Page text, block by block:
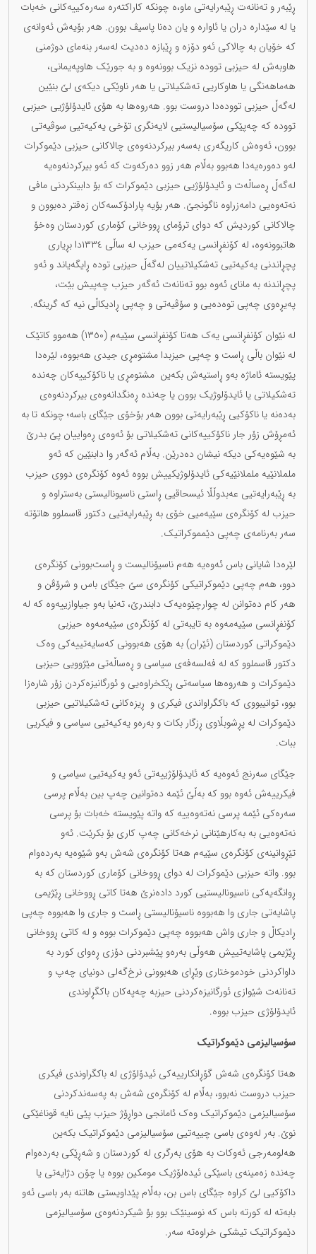
ڕێبەر و تەنانەت ڕێبەرایەتی ماو،ە چونکە کاراکتەرە سەرەکییەکانی خەبات
یا لە سێدارە دران یا ئاوارە و یان دەنا پاسیڤ بوون. هەر بۆیەش ئەوانەی
کە خۆیان بە چالاکی ئەو دۆزە و ڕێبازە دەدیت لەسەر بنەمای دوژمنی
هاوبەش لە حیزبی توودە نزیک بوونەوە و بە جورێک هاوپەیمانی،
هەماهەنگی یا هاوکاریی تەشکیلاتی یا هەر ناوێکی دیکەی لێ بنێین
لەگەڵ حیزبی توودەدا دروست بوو. هەروەها بە هۆی ئایدۆلۆژیی حیزبی
توودە کە چەپێکی سۆسیالیستیی لایەنگری تۆخی یەکیەتیی سوڤیەتی
بوون، ئەوەش کاریگەری بەسەر بیرکردنەوەی چالاکانی حیزبی دێموکرات
لەو دەورەیەدا هەبوو بەڵام هەر زوو دەرکەوت کە ئەو بیرکردنەوەیە
لەگەڵ ڕەساڵەت و ئایدۆلۆژیی حیزبی دێموکرات کە بۆ دابینکردنی مافی
نەتەوەیی دامەزراوە ناگونجێ. هەر بۆیە پارادۆکسەکان زەقتر دەبوون و
چالاکانی کوردیش کە دوای ترۆمای ڕووخانی کۆماری کوردستان وەخۆ
هاتبوونەوە، لە کۆنفڕانسی یەکەمی حیزب لە ساڵی ١٣٣٤دا بڕیاری
پچڕاندنی یەکیەتیی تەشکیلاتییان لەگەڵ حیزبی تودە ڕایگەیاند و ئەو
پچڕاندنە بە مانای ئەوە بوو تەنانەت ئەگەر حیزب چەپیش بێت،
پەیڕەوی چەپی توەدەیی و سۆڤیەتی و چەپی ڕادیکاڵی نیە کە گرینگە.
لە نێوان کۆنفڕانسی یەک هەتا کۆنفڕانسی سێیەم (١٣٥٠) هەموو کاتێک
لە نێوان باڵی ڕاست و چەپی حیزبدا مشتومڕی جیدی هەبووە، لێرەدا
پێویستە ئاماژە بەو ڕاستیەش بکەین مشتومڕی یا ناکۆکییەکان چەندە
تەشکیلاتی یا ئایدۆلوژیک بوون یا چەندە ڕەنگدانەوەی بیرکردنەوەی
بەدەنە یا ناکۆکیی ڕێبەرایەتی بوون هەر بۆخۆی جێگای باسە؛ چونکە تا بە
ئەمڕۆش زۆر جار ناکۆکییەکانی تەشکیلاتی بۆ ئەوەی ڕەواییان پێ بدرێ
بە شێوەیەکی دیکە نیشان دەدرێن. بەڵام ئەگەر وا دابنێین کە ئەو
ململانێیە ململانێیەکی ئایدۆلوژیکییش بووە ئەوە کۆنگرەی دووی حیزب
بە ڕێبەرایەتیی عەبدوڵڵا ئیسحاقیی ڕاستی ناسیونالیستی بەستراوە و
حیزب لە کۆنگرەی سێیەمیی خۆی بە ڕێبەرایەتیی دکتور قاسملوو هاتۆتە
سەر بەرنامەی چەپی دێمموکراتیک.
لێرەدا شایانی باس ئەوەیە هەم ناسیۆنالیست و ڕاست‌بوونی کۆنگرەی
دوو، هەم چەپی دێموکراتیکی کۆنگرەی سێ جێگای باس و شرۆڤن و
هەر کام دەتوانن لە چوارچێوەیەک دابندرێ، تەنیا بەو جیاوازییەوە کە لە
کۆنفڕانسی سێیەمەوە بە تایبەتی لە کۆنگرەی سێیەمەوە حیزبی
دێموکراتی کوردستان (ئێران) بە هۆی هەبوونی کەسایەتییەکی وەک
دکتور قاسملوو کە لە فەلسەفەی سیاسی و ڕەساڵەتی مێژوویی حیزبی
دێموکرات و هەروەها سیاسەتی ڕێکخراوەیی و ئورگانیزەکردن زۆر شارەزا
بوو، توانیبووی کە باکگراواندی فیکری و ڕیزەکانی تەشکیلاتیی حیزبی
دێموکرات لە پڕشوبڵاوی ڕزگار بکات و بەرەو یەکیەتیی سیاسی و فیکریی
ببات.
جێگای سەرنج ئەوەیە کە ئایدۆلۆژییەتی ئەو یەکیەتیی سیاسی و
فیکرییەش ئەوە بوو کە بەڵێ ئێمە دەتوانین چەپ بین بەڵام پرسی
سەرەکی ئێمە پرسی نەتەوەییە کە واتە پێویستە خەبات بۆ پرسی
نەتەوەیی بە بەکارهێنانی نرخەکانی چەپ کاری بۆ بکرێت. ئەو
تێڕوانینەی کۆنگرەی سێیەم هەتا کۆنگرەی شەش بەو شێوەیە بەردەوام
بوو. واتە حیزبی دێموکرات لە دوای ڕووخانی کۆماری کوردستان کە بە
ڕوانگەیەکی ناسیونالیستیی کورد دادەنرێ هەتا کاتی ڕووخانی ڕێژیمی
پاشایەتی جاری وا هەبووە ناسیۆنالیستی ڕاست و جاری وا هەبووە چەپی
ڕادیکاڵ و جاری واش هەبووە چەپی دێموکرات بووە و لە کاتی ڕووخانی
ڕێژیمی پاشایەتییش هەوڵی بەرەو پێشبردنی دۆزی ڕەوای کورد بە
داواکردنی خودموختاری وێڕای هەبوونی نرخ‌گەلی دونیای چەپ و
تەنانەت شێوازی ئورگانیزەکردنی حیزبە چەپەکان باکگڕاوندی
ئایدۆلۆژی حیزب بووە.
سۆسیالیزمی دێموکراتیک
هەتا کۆنگرەی شەش گۆڕانکارییەکی ئیدۆلۆژی لە باکگراوندی فیکری
حیزب دروست نەبوو، بەڵام لە کۆنگرەی شەش بە پەسەندکردنی
سۆسیالیزمی دێموکراتیک وەک ئامانجی دواڕۆژ حیزب پێی نایە قوناغێکی
نوێ. بەر لەوەی باسی چییەتیی سۆسیالیزمی دێموکراتیک بکەین
هەلومەرجی ئەوکات بە هۆی بەرگری لە کوردستان و شەڕێکی بەردەوام
چەندە زەمینەی باسێکی ئیدەلۆژیک مومکین بووە یا چۆن دژایەتی یا
داکۆکیی لێ کراوە جێگای باس بن، بەڵام پێداویستی هاتنە بەر باسی ئەو
بابەتە لە کورتە باس کە نوسینێک بوو بۆ شیکردنەوەی سۆسیالیزمی
دێموکراتیک تیشکی خراوەتە سەر.